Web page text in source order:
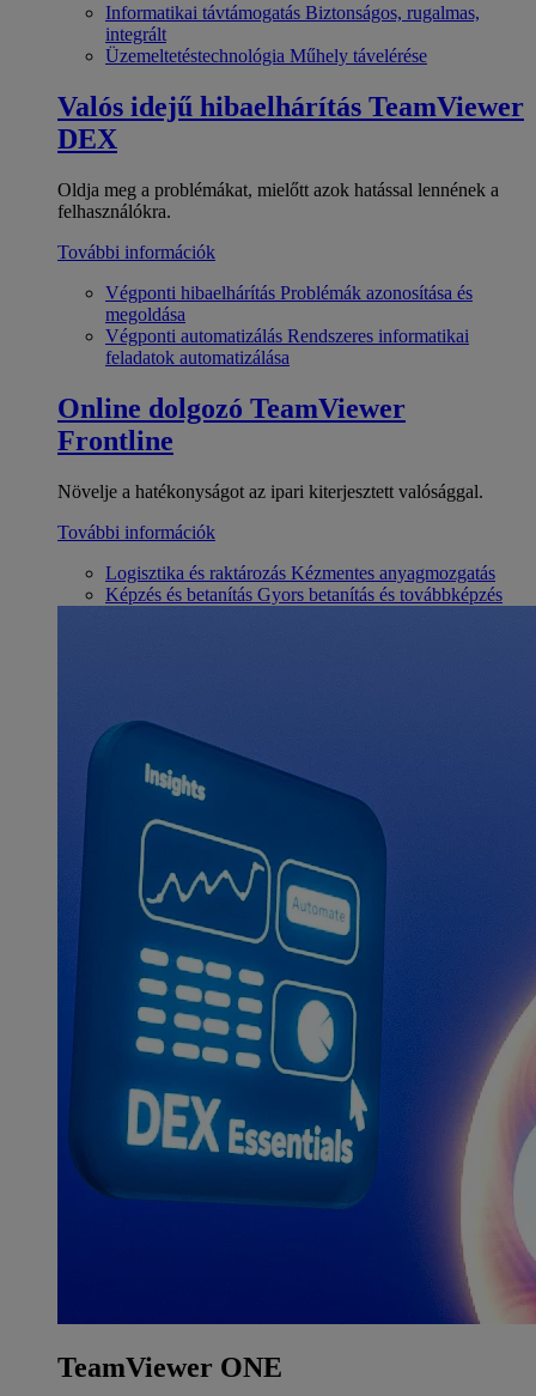
Informatikai távtámogatás Biztonságos, rugalmas,
integrált
Üzemeltetéstechnológia Műhely távelérése
Valós idejű hibaelhárítás TeamViewer
DEX
Oldja meg a problémákat, mielőtt azok hatással lennének a
felhasználókra.
További információk
Végponti hibaelhárítás Problémák azonosítása és
megoldása
Végponti automatizálás Rendszeres informatikai
feladatok automatizálása
Online dolgozó TeamViewer
Frontline
Növelje a hatékonyságot az ipari kiterjesztett valósággal.
További információk
Logisztika és raktározás Kézmentes anyagmozgatás
Képzés és betanítás Gyors betanítás és továbbképzés
TeamViewer ONE